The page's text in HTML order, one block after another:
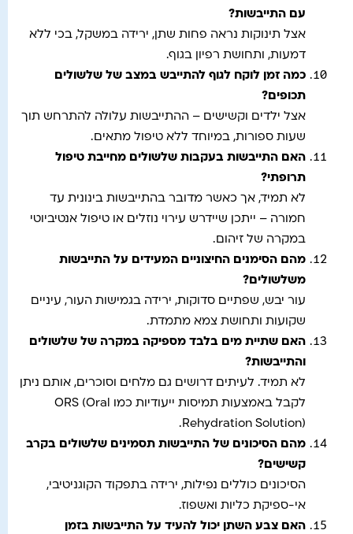
עם התייבשות?
אצל תינוקות נראה פחות שתן, ירידה במשקל, בכי ללא
דמעות, ותחושת רפיון בגוף.
כמה זמן לוקח לגוף להתייבש במצב של שלשולים
תכופים?
אצל ילדים וקשישים – ההתייבשות עלולה להתרחש תוך
שעות ספורות, במיוחד ללא טיפול מתאים.
האם התייבשות בעקבות שלשולים מחייבת טיפול
תרופתי?
לא תמיד, אך כאשר מדובר בהתייבשות בינונית עד
חמורה – ייתכן שיידרש עירוי נוזלים או טיפול אנטיביוטי
במקרה של זיהום.
מהם הסימנים החיצוניים המעידים על התייבשות
משלשולים?
עור יבש, שפתיים סדוקות, ירידה בגמישות העור, עיניים
שקועות ותחושת צמא מתמדת.
האם שתיית מים בלבד מספיקה במקרה של שלשולים
והתייבשות?
לא תמיד. לעיתים דרושים גם מלחים וסוכרים, אותם ניתן
לקבל באמצעות תמיסות ייעודיות כמו ORS (Oral
Rehydration Solution).
מהם הסיכונים של התייבשות תסמינים שלשולים בקרב
קשישים?
הסיכונים כוללים נפילות, ירידה בתפקוד הקוגניטיבי,
אי-ספיקת כליות ואשפוז.
האם צבע השתן יכול להעיד על התייבשות בזמן